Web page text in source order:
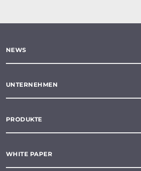
NEWS
UNTERNEHMEN
PRODUKTE
WHITE PAPER